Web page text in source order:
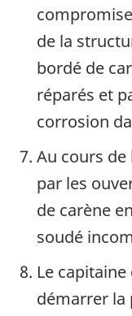
de la
bordé de
réparés et
corrosion
Au cours
par les
de carène
soudé
Le
démarrer la